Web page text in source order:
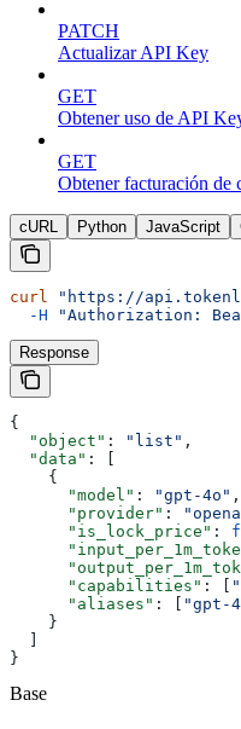
PATCH
Actualizar API Key
GET
Obtener uso de API
GET
Obtener facturación de
cURL Python JavaScript
curl "https://
  -H
"Authorization:
Response
{
  "object"
: "list" ,
  "data"
: [
    {
      "model"
: "gpt-4o" ,
      "provider"
:
      "is_lock_price"
:
      "capabilities"
: [
      "aliases"
: [ "gpt-
    }
}
Base